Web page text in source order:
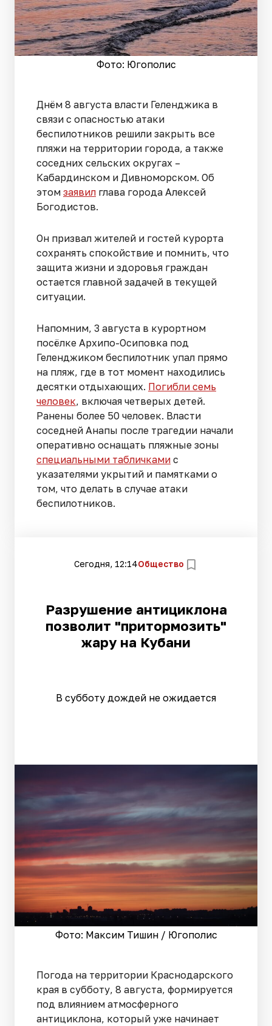
Фото: Югополис
Днём 8 августа власти Геленджика в
связи с опасностью атаки
беспилотников решили закрыть все
пляжи на территории города, а также
соседних сельских округах –
Кабардинском и Дивноморском. Об
этом заявил глава города Алексей
Богодистов.
Он призвал жителей и гостей курорта
сохранять спокойствие и помнить, что
защита жизни и здоровья граждан
остается главной задачей в текущей
ситуации.
Напомним, 3 августа в курортном
посёлке Архипо-Осиповка под
Геленджиком беспилотник упал прямо
на пляж, где в тот момент находились
десятки отдыхающих. Погибли семь
человек, включая четверых детей.
Ранены более 50 человек. Власти
соседней Анапы после трагедии начали
оперативно оснащать пляжные зоны
специальными табличками с
указателями укрытий и памятками о
том, что делать в случае атаки
беспилотников.
Сегодня, 12:14Общество
Разрушение антициклона
позволит "притормозить"
жару на Кубани
В субботу дождей не ожидается
Фото: Максим Тишин / Югополис
Погода на территории Краснодарского
края в субботу, 8 августа, формируется
под влиянием атмосферного
антициклона, который уже начинает